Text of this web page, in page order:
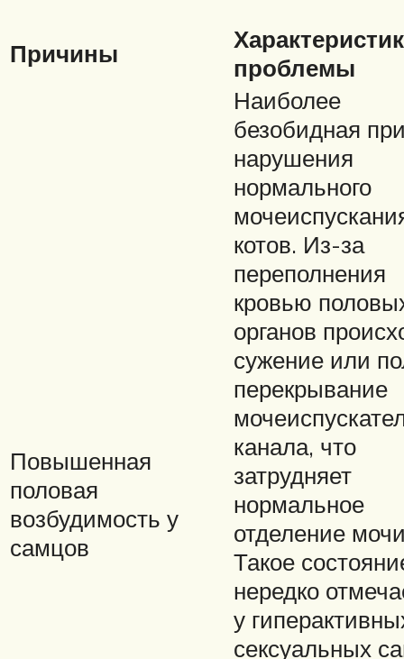
Причины
проблемы
Повышенная
половая
возбудимость у
самцов
Наиболее
безобидная
нарушения
нормального
котов. Из-за
переполнения
кровью
органов
сужение или
перекрывание
канала, что
затрудняет
нормальное
отделение
Такое
нередко
у
сексуальных